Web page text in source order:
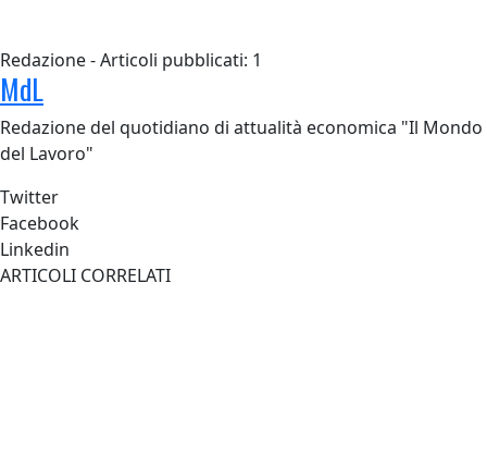
Redazione - Articoli pubblicati: 1
MdL
Redazione del quotidiano di attualità economica "Il Mondo
del Lavoro"
Twitter
Facebook
Linkedin
ARTICOLI CORRELATI